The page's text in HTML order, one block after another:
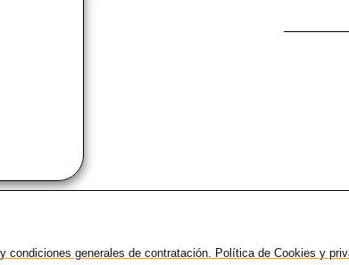
condiciones generales de contratación. Política de Cookies y